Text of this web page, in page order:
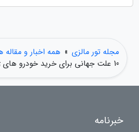
مجله تور مالزی » همه اخبار و مقاله
10 علت جهانی برای خرید خودرو های ژاپنی
خبرنامه